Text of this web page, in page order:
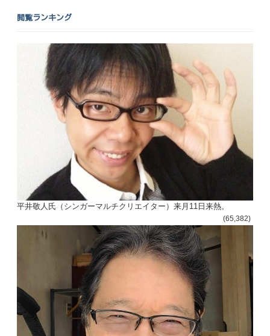
閲覧ランキング
平井敬人氏（シンガーマルチクリエイター）来月11日来熱。
(65,382)